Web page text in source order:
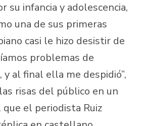
su infancia y adolescencia,
una de sus primeras
casi le hizo desistir de
problemas de
y al final ella me despidió”,
risas del público en un
el periodista Ruiz